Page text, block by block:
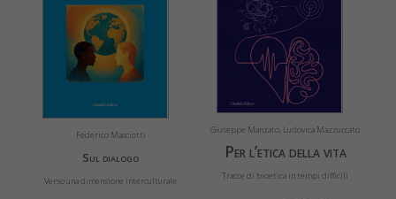
Federico Masciotti
Sul dialogo
Verso una dimensione interculturale
Giuseppe Manzato, Ludovica Mazzuccato
Per l’etica della vita
Tracce di bioetica in tempi difficili